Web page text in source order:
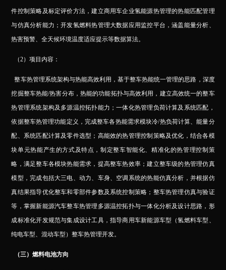
件控制策略及标定评价方法，建立商用车企业氢能源热管理的热能匹配管理
与仿真分析能力；开发氢燃料热管理大数据应用监控平台，涵盖能量分析、
热害预警、全天候环境温度适应提示等数据算法。
（2）项目内容：
整车热管理系统架构与热能高效利用，基于整车热能统一管理的思路，深度
挖掘整车热能/热害分布，热能的功能拓扑与高效利用，建立高效统一的整车
热管理系统架构及多源温控拓扑能力；一体化热管理负荷计算及系统匹配，
依据整车热管理功能定义，完成整车各热能需求模块冷/热负荷计算、能量分
配、系统匹配计算及零件选型；高能效的热管理控制策略及优化，结合各模
块单元热能产生的方式及特点，制定整车智能化、精准化的热管理控制策
略，满足整车各模块热能需求，提高整车热效率；建立整车级的热管理仿真
模型，完成包括大三电、动力、车身、空调系统的热能仿真分析，并根据仿
真结果指导优化整车和零部件参数及系统控制策略；整车热管理仿真与验证
等，掌握新能源汽车整车热管理多源温控拓扑与一体化分析及设计思路，形
成标准化开发规范与集成设计工具，指导商用车新能源车型（氢燃料车型、
纯电车型、混动车型）整车热管理开发。
（三）燃料电池方向